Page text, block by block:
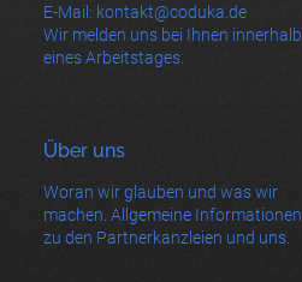
E-Mail: kontakt@coduka.de
Wir melden uns bei Ihnen innerhalb
eines Arbeitstages.
Über uns
Woran wir glauben und was wir
machen. Allgemeine Informationen
zu den Partnerkanzleien und uns.